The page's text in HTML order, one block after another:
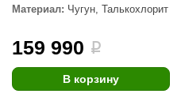
Материал: Чугун, Талькохлорит
159 990 i
В корзину